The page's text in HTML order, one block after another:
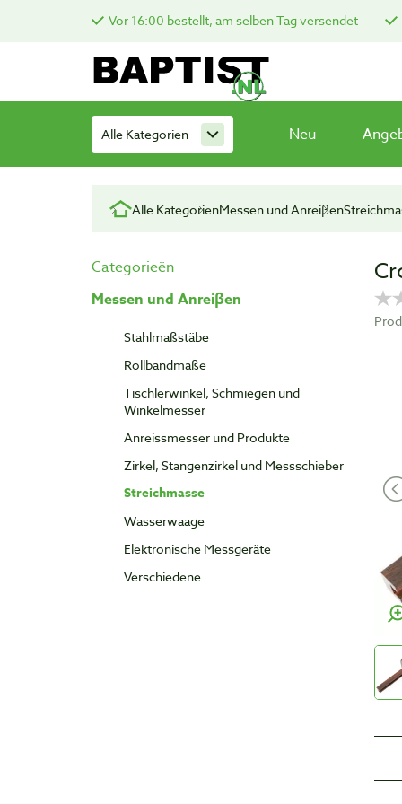
Vor 16:00 bestellt, am selben Tag versendet
Alle Kategorien Neu
Alle KategorienMessen und Anreiβen
Categorieën
Messen und Anreiβen
Stahlmaßstäbe
Rollbandmaße
Tischlerwinkel, Schmiegen und
Winkelmesser
Anreissmesser und Produkte
Zirkel, Stangenzirkel und Messschieber
Streichmasse
Wasserwaage
Elektronische Messgeräte
Verschiedene